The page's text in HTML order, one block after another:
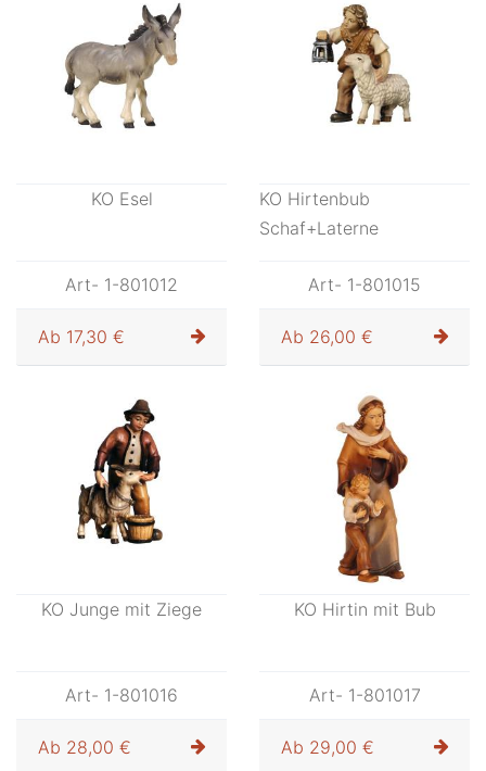
KO Esel
Art- 1-801012
Ab 17,30 €
KO Hirtenbub
Schaf+Laterne
Art- 1-801015
Ab 26,00 €
KO Junge mit Ziege
Art- 1-801016
Ab 28,00 €
KO Hirtin mit Bub
Art- 1-801017
Ab 29,00 €